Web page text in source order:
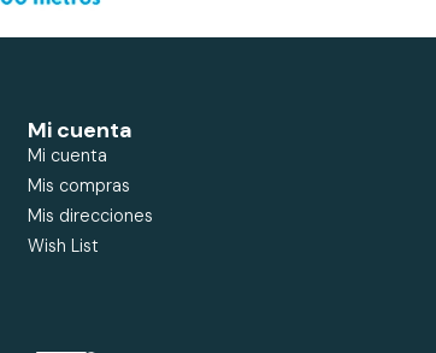
Mi cuenta
Mi cuenta
Mis compras
Mis direcciones
Wish List